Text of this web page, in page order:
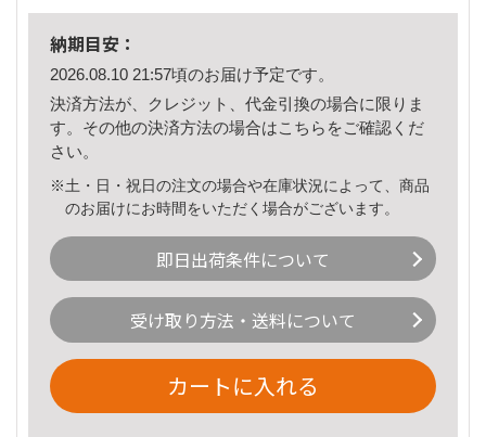
納期目安：
2026.08.10 21:57頃のお届け予定です。
決済方法が、クレジット、代金引換の場合に限りま
す。その他の決済方法の場合はこちら をご確認くだ
さい。
※土・日・祝日の注文の場合や在庫状況によって、商品
のお届けにお時間をいただく場合がございます。
即日出荷条件について
受け取り方法・送料について
カートに入れる